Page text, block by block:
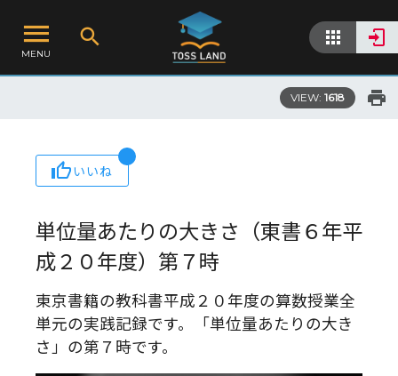
MENU
VIEW: 1618
いいね
単位量あたりの大きさ（東書６年平
成２０年度）第７時
東京書籍の教科書平成２０年度の算数授業全
単元の実践記録です。「単位量あたりの大き
さ」の第７時です。